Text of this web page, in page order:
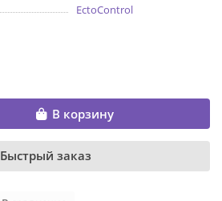
EctoControl
В корзину
Быстрый заказ